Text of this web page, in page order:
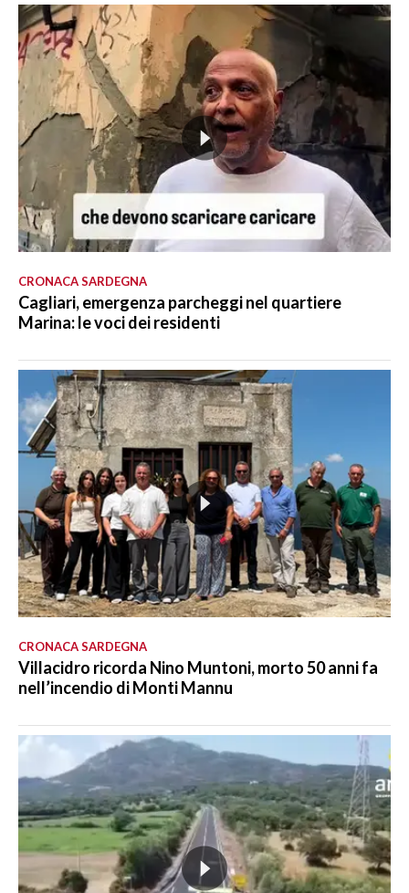
CRONACA SARDEGNA
Cagliari, emergenza parcheggi nel quartiere
Marina: le voci dei residenti
CRONACA SARDEGNA
Villacidro ricorda Nino Muntoni, morto 50 anni fa
nell’incendio di Monti Mannu